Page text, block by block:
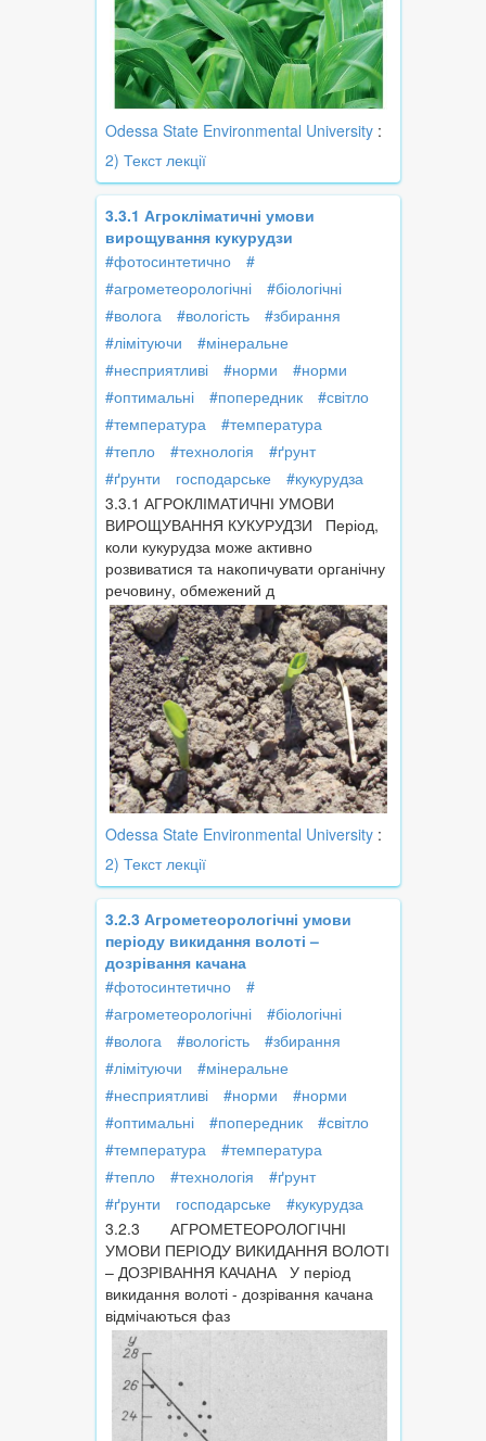
Odessa State Environmental University :
2) Текст лекції
3.3.1 Агрокліматичні умови
вирощування кукурудзи
#фотосинтетично
#
#агрометеорологічні
#біологічні
#волога
#вологість
#збирання
#лімітуючи
#мінеральне
#несприятливі
#норми
#норми
#оптимальні
#попередник
#світло
#температура
#температура
#тепло
#технологія
#ґрунт
#ґрунти
господарське
#кукурудза
3.3.1 АГРОКЛІМАТИЧНІ УМОВИ
ВИРОЩУВАННЯ КУКУРУДЗИ Період,
коли кукурудза може активно
розвиватися та накопичувати органічну
речовину, обмежений д
Odessa State Environmental University :
2) Текст лекції
3.2.3 Агрометеорологічні умови
періоду викидання волоті –
дозрівання качана
#фотосинтетично
#
#агрометеорологічні
#біологічні
#волога
#вологість
#збирання
#лімітуючи
#мінеральне
#несприятливі
#норми
#норми
#оптимальні
#попередник
#світло
#температура
#температура
#тепло
#технологія
#ґрунт
#ґрунти
господарське
#кукурудза
3.2.3 АГРОМЕТЕОРОЛОГІЧНІ
УМОВИ ПЕРІОДУ ВИКИДАННЯ ВОЛОТІ
– ДОЗРІВАННЯ КАЧАНА У період
викидання волоті - дозрівання качана
відмічаються фаз